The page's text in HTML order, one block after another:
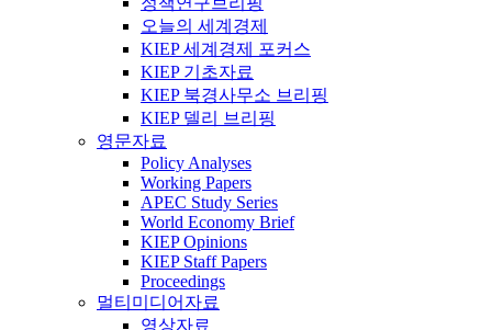
오늘의 세계경제
KIEP 세계경제 포커스
KIEP 기초자료
KIEP 북경사무소 브리핑
KIEP 델리 브리핑
영문자료
Policy Analyses
Working Papers
APEC Study Series
World Economy Brief
KIEP Opinions
KIEP Staff Papers
Proceedings
멀티미디어자료
영상자료